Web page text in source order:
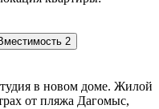
2
в новом доме. Жилой
от пляжа Дагомыс,